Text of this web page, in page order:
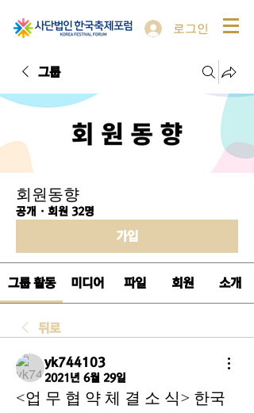
로그인
그룹
회원동향
공개 · 회원 32명
가입
그룹 활동 미디어 파일 회원 소개
뒤로
yk744103
2021년 6월 29일
<업 무 협 약 체 결 소 식> 한국